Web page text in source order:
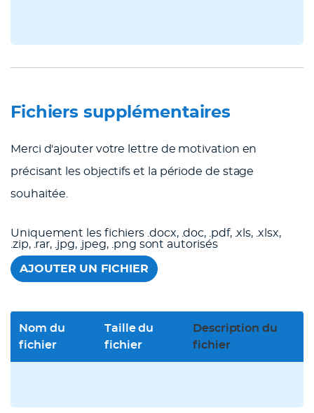
Fichiers supplémentaires
Merci d'ajouter votre lettre de motivation en
précisant les objectifs et la période de stage
souhaitée.
Uniquement les fichiers .docx, .doc, .pdf, .xls, .xlsx,
.zip, .rar, .jpg, .jpeg, .png sont autorisés
AJOUTER UN FICHIER
Nom du
fichier
Taille du
fichier
Description du
fichier